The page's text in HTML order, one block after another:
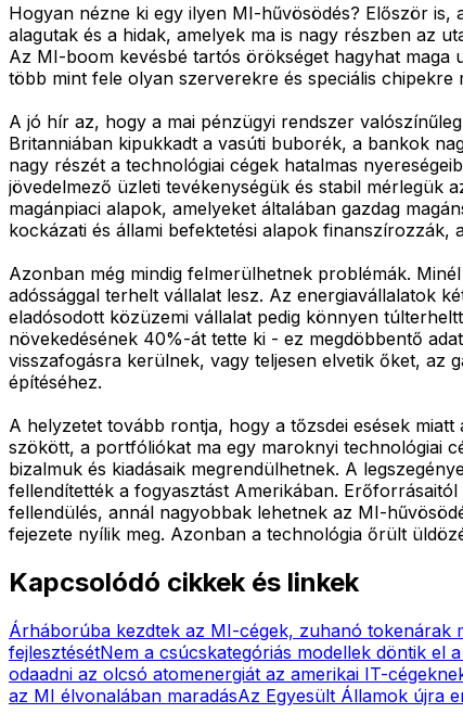
Hogyan nézne ki egy ilyen MI-hűvösödés? Először is,
alagutak és a hidak, amelyek ma is nagy részben az
Az MI-boom kevésbé tartós örökséget hagyhat
több mint fele olyan szerverekre és speciális
A jó hír az, hogy a mai pénzügyi rendszer
Britanniában kipukkadt a vasúti buborék, a bankok
nagy részét a technológiai cégek hatalmas
jövedelmező üzleti tevékenységük és stabil mérlegük
magánpiaci alapok, amelyeket általában gazdag
kockázati és állami befektetési alapok finanszírozzák,
Azonban még mindig felmerülhetnek problémák.
adóssággal terhelt vállalat lesz. Az energiavállalatok
eladósodott közüzemi vállalat pedig könnyen
növekedésének 40%-át tette ki - ez megdöbbentő
visszafogásra kerülnek, vagy teljesen elvetik őket, az
építéséhez.
A helyzetet tovább rontja, hogy a tőzsdei esések
szökött, a portfóliókat ma egy maroknyi technológiai
bizalmuk és kiadásaik megrendülhetnek. A
fellendítették a fogyasztást Amerikában.
fellendülés, annál nagyobbak lehetnek az MI-
fejezete nyílik meg. Azonban a technológia őrült
Kapcsolódó cikkek és linkek
Árháborúba kezdtek az MI-cégek, zuhanó tokenárak
fejlesztésétNem a csúcskategóriás modellek döntik el
odaadni az olcsó atomenergiát az amerikai IT-
az MI élvonalában maradásAz Egyesült Államok újra